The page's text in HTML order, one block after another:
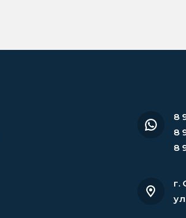
8
8
8
г.